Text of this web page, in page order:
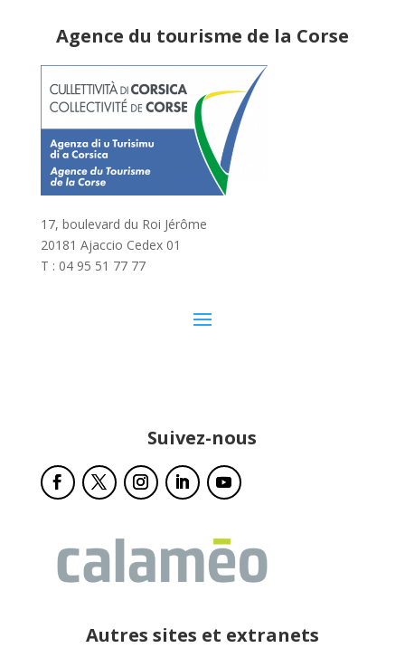
Agence du tourisme de la Corse
17, boulevard du Roi Jérôme
20181 Ajaccio Cedex 01
T : 04 95 51 77 77
Suivez-nous
Autres sites et extranets